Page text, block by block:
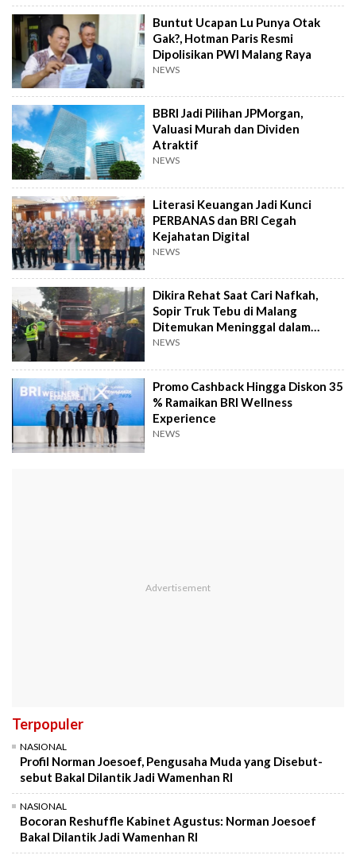
Buntut Ucapan Lu Punya Otak
Gak?, Hotman Paris Resmi
Dipolisikan PWI Malang Raya
NEWS
BBRI Jadi Pilihan JPMorgan,
Valuasi Murah dan Dividen
Atraktif
NEWS
Literasi Keuangan Jadi Kunci
PERBANAS dan BRI Cegah
Kejahatan Digital
NEWS
Dikira Rehat Saat Cari Nafkah,
Sopir Truk Tebu di Malang
Ditemukan Meninggal dalam
Kabin
NEWS
Promo Cashback Hingga Diskon 35
% Ramaikan BRI Wellness
Experience
NEWS
Terpopuler
NASIONAL
Profil Norman Joesoef, Pengusaha Muda yang Disebut-
sebut Bakal Dilantik Jadi Wamenhan RI
NASIONAL
Bocoran Reshuffle Kabinet Agustus: Norman Joesoef
Bakal Dilantik Jadi Wamenhan RI